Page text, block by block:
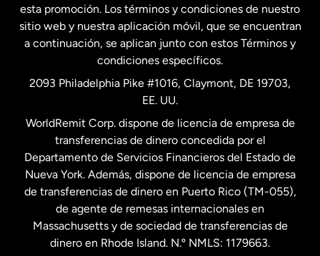
Nueva Zelanda
Países Bajos
Suecia
esta promoción. Los términos y condiciones de nuestro
sitio web y nuestra aplicación móvil, que se encuentran
a continuación, se aplican junto con estos Términos y
condiciones específicos.
2093 Philadelphia Pike #1016, Claymont, DE 19703,
EE. UU.
WorldRemit Corp. dispone de licencia de empresa de
transferencias de dinero concedida por el
Departamento de Servicios Financieros del Estado de
Nueva York. Además, dispone de licencia de empresa
de transferencias de dinero en Puerto Rico (TM-055),
de agente de remesas internacionales en
Massachusetts y de sociedad de transferencias de
dinero en Rhode Island. N.º NMLS: 1179663.